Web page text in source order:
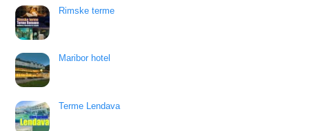
Rimske terme
Maribor hotel
Terme Lendava